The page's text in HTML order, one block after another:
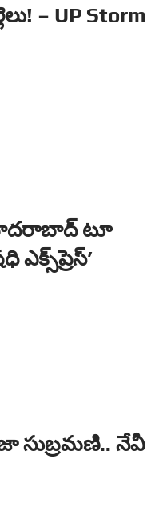
– UP Storm
హైదరాబాద్ టూ
ఎక్స్‌ప్రెస్’
సుబ్రమణి.. నేవీ